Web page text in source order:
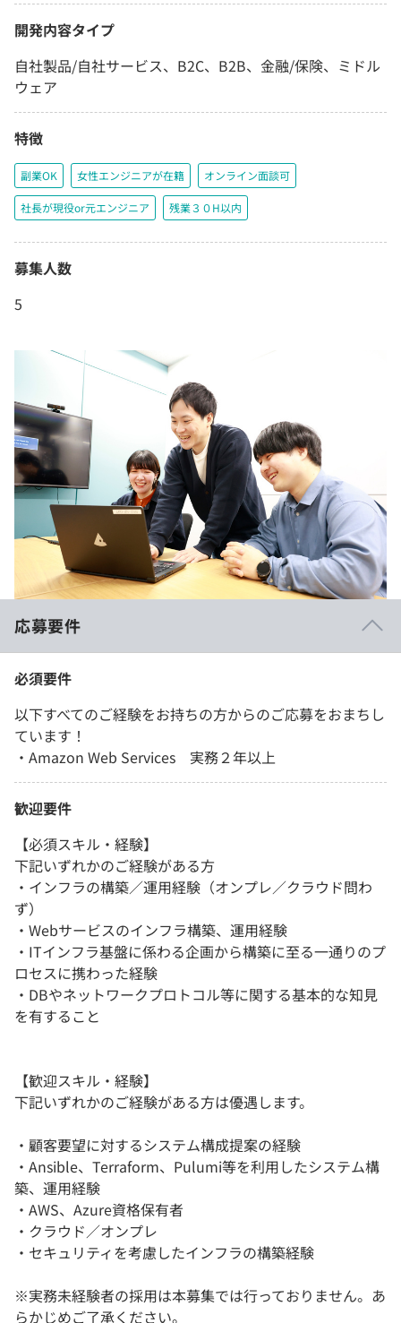
開発内容タイプ
自社製品/自社サービス、B2C、B2B、金融/保険、ミドル
ウェア
特徴
副業OK 女性エンジニアが在籍 オンライン面談可
社長が現役or元エンジニア 残業３０H以内
募集人数
5
応募要件
必須要件
以下すべてのご経験をお持ちの方からのご応募をおまちし
ています！
・Amazon Web Services 実務２年以上
歓迎要件
【必須スキル・経験】
下記いずれかのご経験がある方
・インフラの構築／運用経験（オンプレ／クラウド問わ
ず）
・Webサービスのインフラ構築、運用経験
・ITインフラ基盤に係わる企画から構築に至る一通りのプ
ロセスに携わった経験
・DBやネットワークプロトコル等に関する基本的な知見
を有すること
【歓迎スキル・経験】
下記いずれかのご経験がある方は優遇します。
・顧客要望に対するシステム構成提案の経験
・Ansible、Terraform、Pulumi等を利用したシステム構
築、運用経験
・AWS、Azure資格保有者
・クラウド／オンプレ
・セキュリティを考慮したインフラの構築経験
※実務未経験者の採用は本募集では行っておりません。あ
らかじめご了承ください。